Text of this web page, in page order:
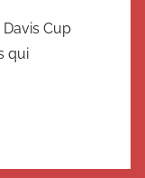
Cup
qui